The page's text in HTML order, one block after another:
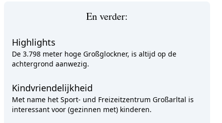
En verder:
Highlights
De 3.798 meter hoge Großglockner, is altijd op de
achtergrond aanwezig.
Kindvriendelijkheid
Met name het Sport- und Freizeitzentrum Großarltal is
interessant voor (gezinnen met) kinderen.